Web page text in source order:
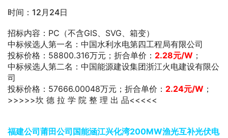
时间：12月24日
招标内容：PC（不含GIS、SVG、箱变）
中标候选人第一名：中国水利水电第四工程局有限公司
投标价格：58800.316万元；折合单价： 2.28元/W ；
中标候选人第二名：中国能源建设集团浙江火电建设有限公
司
投标价格：57666.00048万元；折合单价： 2.24元/W ；
>>>>>坎 德 拉 学 院 整 理 出 品<<<<<
福建公司莆田公司国能涵江兴化湾200MW渔光互补光伏电